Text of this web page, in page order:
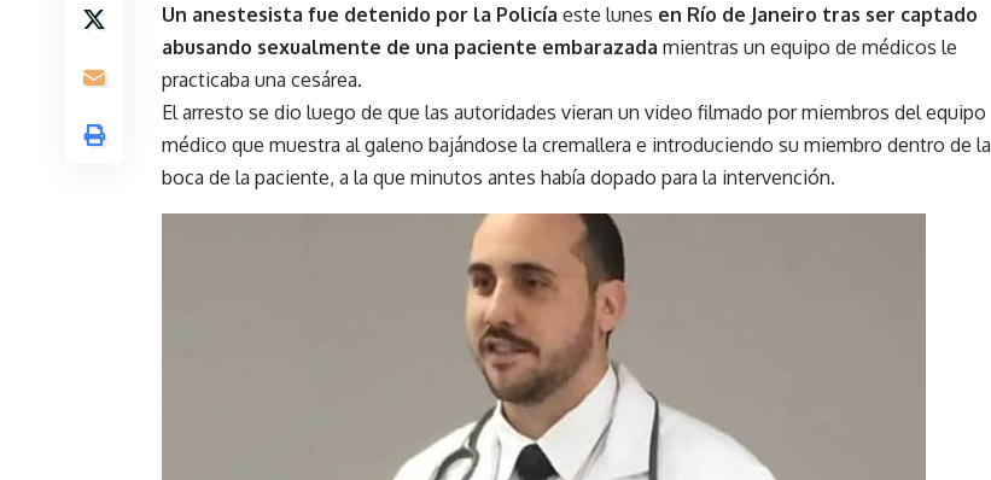
Un anestesista fue detenido por la Policía este lunes en Río de Janeiro tras ser captado
abusando sexualmente de una paciente embarazada mientras un equipo de médicos le
practicaba una cesárea.
El arresto se dio luego de que las autoridades vieran un video filmado por miembros del equipo
médico que muestra al galeno bajándose la cremallera e introduciendo su miembro dentro de la
boca de la paciente, a la que minutos antes había dopado para la intervención.